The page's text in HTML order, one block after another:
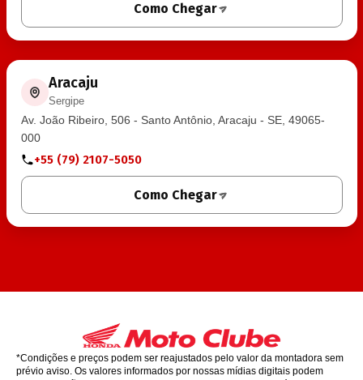
Como Chegar
Aracaju
Sergipe
Av. João Ribeiro, 506 - Santo Antônio, Aracaju - SE, 49065-
000
+55 (79) 2107-5050
Como Chegar
*Condições e preços podem ser reajustados pelo valor da montadora sem
prévio aviso. Os valores informados por nossas mídias digitais podem